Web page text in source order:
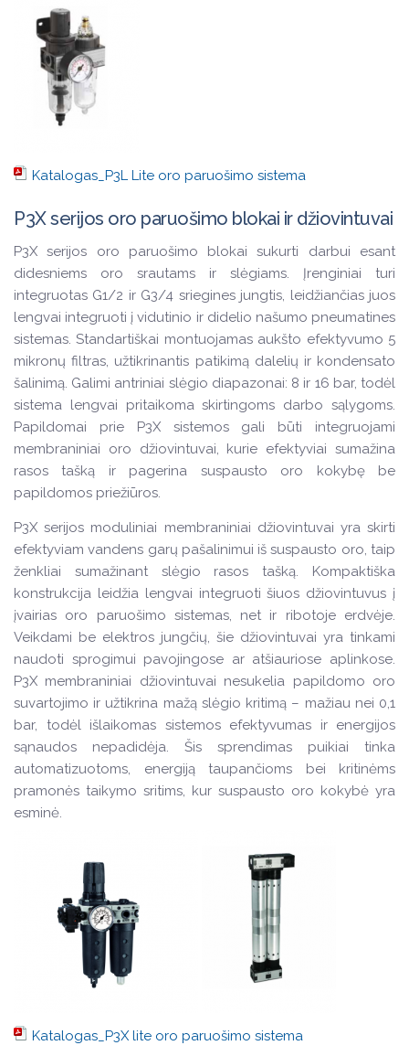
Katalogas_P3L Lite oro paruošimo sistema
P3X serijos oro paruošimo blokai ir džiovintuvai
P3X serijos oro paruošimo blokai sukurti darbui esant
didesniems oro srautams ir slėgiams. Įrenginiai turi
integruotas G1/2 ir G3/4 sriegines jungtis, leidžiančias juos
lengvai integruoti į vidutinio ir didelio našumo pneumatines
sistemas. Standartiškai montuojamas aukšto efektyvumo 5
mikronų filtras, užtikrinantis patikimą dalelių ir kondensato
šalinimą. Galimi antriniai slėgio diapazonai: 8 ir 16 bar, todėl
sistema lengvai pritaikoma skirtingoms darbo sąlygoms.
Papildomai prie P3X sistemos gali būti integruojami
membraniniai oro džiovintuvai, kurie efektyviai sumažina
rasos tašką ir pagerina suspausto oro kokybę be
papildomos priežiūros.
P3X serijos moduliniai membraniniai džiovintuvai yra skirti
efektyviam vandens garų pašalinimui iš suspausto oro, taip
ženkliai sumažinant slėgio rasos tašką. Kompaktiška
konstrukcija leidžia lengvai integruoti šiuos džiovintuvus į
įvairias oro paruošimo sistemas, net ir ribotoje erdvėje.
Veikdami be elektros jungčių, šie džiovintuvai yra tinkami
naudoti sprogimui pavojingose ar atšiauriose aplinkose.
P3X membraniniai džiovintuvai nesukelia papildomo oro
suvartojimo ir užtikrina mažą slėgio kritimą – mažiau nei 0,1
bar, todėl išlaikomas sistemos efektyvumas ir energijos
sąnaudos nepadidėja. Šis sprendimas puikiai tinka
automatizuotoms, energiją taupančioms bei kritinėms
pramonės taikymo sritims, kur suspausto oro kokybė yra
esminė.
Katalogas_P3X lite oro paruošimo sistema